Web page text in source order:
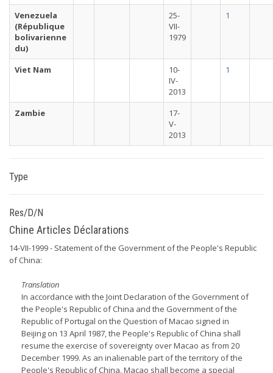
Venezuela
(République
bolivarienne
du)
25-
VII-
1979
1
Viet Nam
10-
IV-
2013
1
Zambie
17-
V-
2013
Type
Res/D/N
Chine Articles Déclarations
14-VII-1999 - Statement of the Government of the People's Republic
of China:
Translation
In accordance with the Joint Declaration of the Government of
the People's Republic of China and the Government of the
Republic of Portugal on the Question of Macao signed in
Beijing on 13 April 1987, the People's Republic of China shall
resume the exercise of sovereignty over Macao as from 20
December 1999. As an inalienable part of the territory of the
People's Republic of China, Macao shall become a special